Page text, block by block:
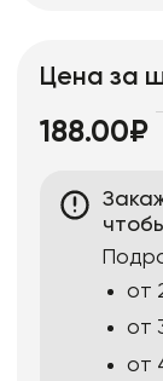
Цена за
188.00₽
от
от
от